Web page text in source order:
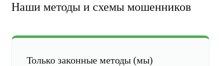
Наши методы и схемы мошенников
Только законные методы (мы)